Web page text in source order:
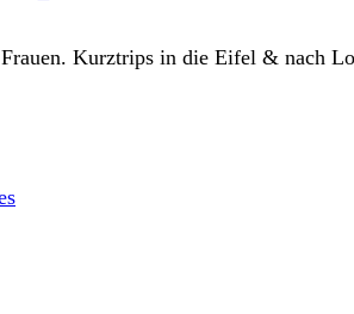
Kurztrips in die Eifel & nach